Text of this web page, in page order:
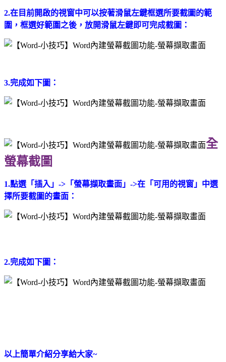
2.在目前開啟的視窗中可以按著滑鼠左鍵框選所要截圖的範
圍，框選好範圍之後，放開滑鼠左鍵即可完成截圖：
3.完成如下圖：
全
螢幕截圖
1.點選「插入」->「螢幕擷取畫面」->在「可用的視窗」中選
擇所要截圖的畫面：
2.完成如下圖：
以上簡單介紹分享給大家~